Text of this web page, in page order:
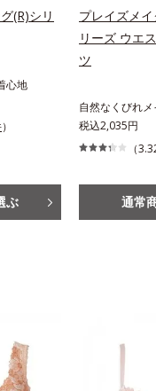
(R)シリ
心地
）
ぶ
プレイズメ
リーズ ウエ
ツ
自然なくびれ
税込2,035円
（
通常